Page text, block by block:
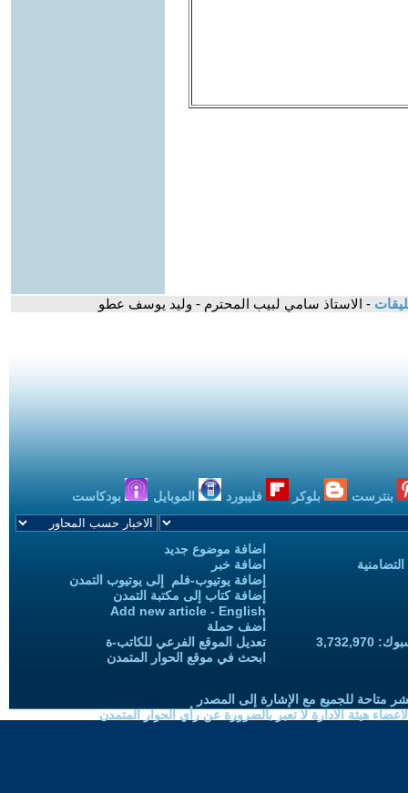
- الاستاذ سامي لبيب المحترم - وليد يوسف عطو
بنترست بلوكر فليبورد الموبايل بودكاست
اضافة موضوع جديد
اضافة خبر
إضافة يوتيوب-فلم إلى يوتيوب التمدن
إضافة كتاب إلى مكتبة التمدن
Add new article - English
أضف حملة
تعديل الموقع الفرعي للكاتب-ة
ابحث في موقع الحوار المتمدن
متاحة للجميع مع الإشارة إلى المصدر
هيئة الادارة لا تعبر بالضرورة عن رأي الحوار المتمدن